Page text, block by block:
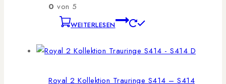
0 von 5
WEITERLESEN
Royal 2 Kollektion Trauringe S414 – S414